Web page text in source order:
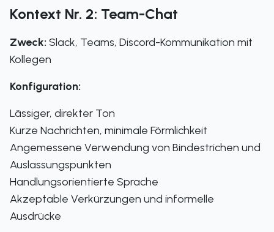
Kontext Nr. 2: Team-Chat
Zweck: Slack, Teams, Discord-Kommunikation mit
Kollegen
Konfiguration:
Lässiger, direkter Ton
Kurze Nachrichten, minimale Förmlichkeit
Angemessene Verwendung von Bindestrichen und
Auslassungspunkten
Handlungsorientierte Sprache
Akzeptable Verkürzungen und informelle
Ausdrücke